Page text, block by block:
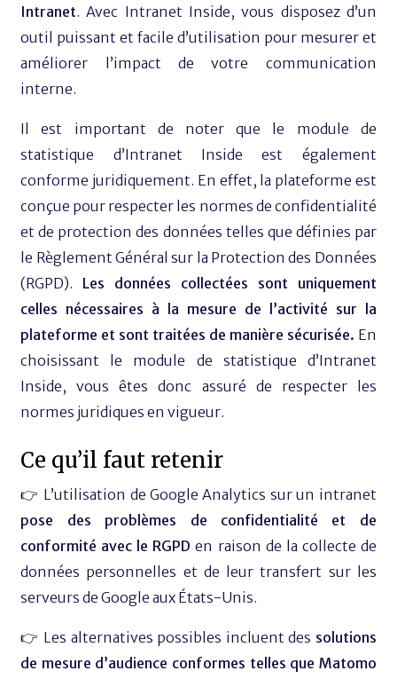
Intranet. Avec Intranet Inside, vous disposez d’un
outil puissant et facile d’utilisation pour mesurer et
améliorer l’impact de votre communication
interne.
Il est important de noter que le module de
statistique d’Intranet Inside est également
conforme juridiquement. En effet, la plateforme est
conçue pour respecter les normes de confidentialité
et de protection des données telles que définies par
le Règlement Général sur la Protection des Données
(RGPD). Les données collectées sont uniquement
celles nécessaires à la mesure de l’activité sur la
plateforme et sont traitées de manière sécurisée. En
choisissant le module de statistique d’Intranet
Inside, vous êtes donc assuré de respecter les
normes juridiques en vigueur.
Ce qu’il faut retenir
👉 L’utilisation de Google Analytics sur un intranet
pose des problèmes de confidentialité et de
conformité avec le RGPD en raison de la collecte de
données personnelles et de leur transfert sur les
serveurs de Google aux États-Unis.
👉 Les alternatives possibles incluent des solutions
de mesure d’audience conformes telles que Matomo